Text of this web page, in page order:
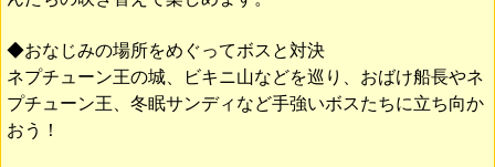
◆おなじみの場所をめぐってボスと対決
ネプチューン王の城、ビキニ山などを巡り、おばけ船長やネ
プチューン王、冬眠サンディなど手強いボスたちに立ち向か
おう！